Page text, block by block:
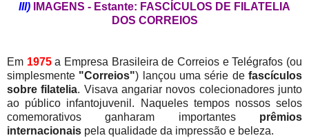
III)
IMAGENS - Estante: FASCÍCULOS DE FILATELIA
DOS CORREIOS
Em 1975a Empresa Brasileira de Correios e Telégrafos (ou
simplesmente "Correios") lançou uma série defascículos
sobre filatelia. Visava angariar novos colecionadores junto
ao público infantojuvenil. Naqueles tempos nossos selos
comemorativos ganharam importantes prêmios
internacionais pela qualidade da impressão e beleza.